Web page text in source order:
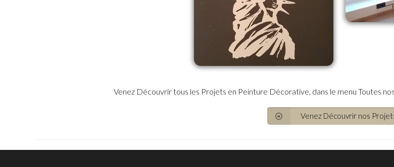
Venez Découvrir tous les Projets en Peinture Décorative, dans le menu Toutes
Venez Découvrir nos